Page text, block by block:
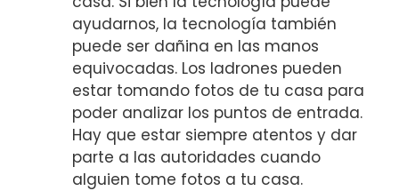
ayudarnos, la tecnología también
puede ser dañina en las manos
equivocadas. Los ladrones pueden
estar tomando fotos de tu casa para
poder analizar los puntos de entrada.
Hay que estar siempre atentos y dar
parte a las autoridades cuando
alguien tome fotos a tu casa.